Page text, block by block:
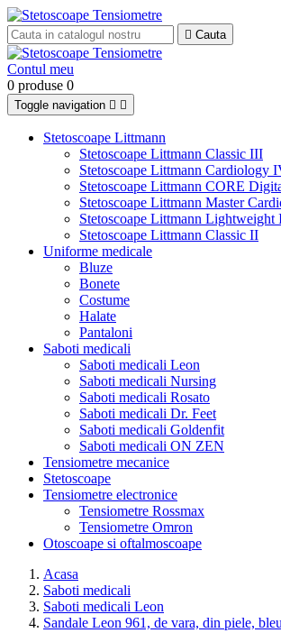
 Cauta
Contul meu
0 produse 0
Toggle navigation  
Stetoscoape Littmann
Stetoscoape Littmann Classic III
Stetoscoape Littmann Cardiology
Stetoscoape Littmann CORE
Stetoscoape Littmann Master
Stetoscoape Littmann Lightweight
Stetoscoape Littmann Classic II
Uniforme medicale
Bluze
Bonete
Costume
Halate
Pantaloni
Saboti medicali
Saboti medicali Leon
Saboti medicali Nursing
Saboti medicali Rosato
Saboti medicali Dr. Feet
Saboti medicali Goldenfit
Saboti medicali ON ZEN
Tensiometre mecanice
Stetoscoape
Tensiometre electronice
Tensiometre Rossmax
Tensiometre Omron
Otoscoape si oftalmoscoape
Acasa
Saboti medicali
Saboti medicali Leon
Sandale Leon 961, de vara, din piele,